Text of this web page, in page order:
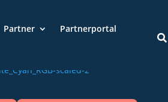
Partner
Partnerportal
